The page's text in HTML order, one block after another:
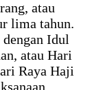
atau
lima tahun.
Idul
atau Hari
Raya Haji